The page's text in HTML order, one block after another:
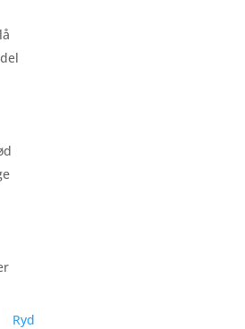
Ryd